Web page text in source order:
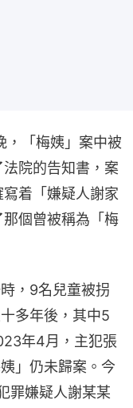
，「梅姨」案中被
院的告知書，案
着「嫌疑人謝家
個曾被稱為「梅
，9名兒童被拐
多年後，其中5
年4月，主犯張
」仍未歸案。今
罪嫌疑人謝某某